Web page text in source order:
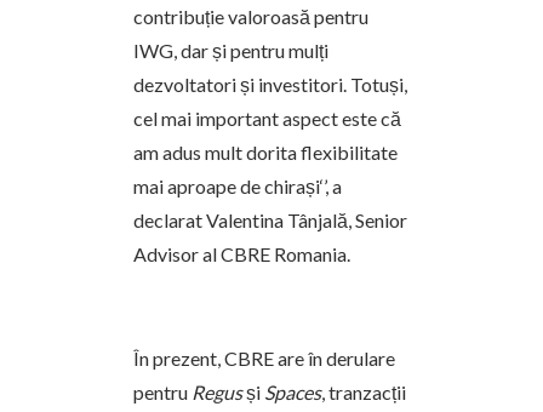
contribuție valoroasă pentru
IWG, dar și pentru mulți
dezvoltatori și investitori. Totuși,
cel mai important aspect este că
am adus mult dorita flexibilitate
mai aproape de chirași‘’, a
declarat Valentina Tânjală, Senior
Advisor al CBRE Romania.
În prezent, CBRE are în derulare
pentru Regusși Spaces, tranzacții